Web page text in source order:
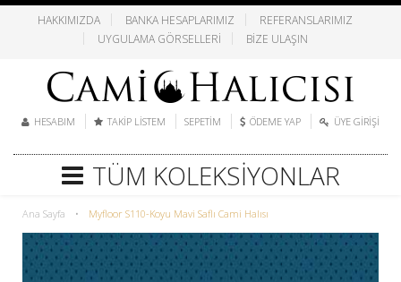
HAKKIMIZDA BANKA HESAPLARIMIZ
REFERANSLARIMIZ
UYGULAMA GÖRSELLERI
BIZE ULAŞIN
HESABIM TAKIP LISTEM SEPETIM ÖDEME YAP ÜYE GIRIŞI
TÜM KOLEKSIYONLAR
Ana Sayfa • Myfloor S110-Koyu Mavi Saflı Cami Halısı